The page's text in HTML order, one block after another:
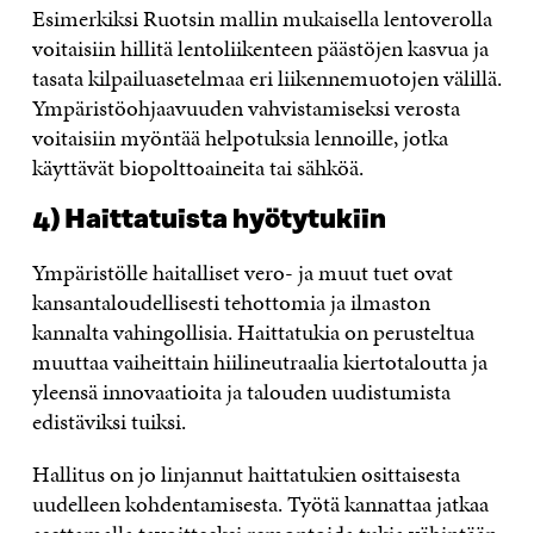
Esimerkiksi Ruotsin mallin mukaisella lentoverolla
voitaisiin hillitä lentoliikenteen päästöjen kasvua ja
tasata kilpailuasetelmaa eri liikennemuotojen välillä.
Ympäristöohjaavuuden vahvistamiseksi verosta
voitaisiin myöntää helpotuksia lennoille, jotka
käyttävät biopolttoaineita tai sähköä.
4) Haittatuista hyötytukiin
Ympäristölle haitalliset vero- ja muut tuet ovat
kansantaloudellisesti tehottomia ja ilmaston
kannalta vahingollisia. Haittatukia on perusteltua
muuttaa vaiheittain hiilineutraalia kiertotaloutta ja
yleensä innovaatioita ja talouden uudistumista
edistäviksi tuiksi.
Hallitus on jo linjannut haittatukien osittaisesta
uudelleen kohdentamisesta. Työtä kannattaa jatkaa